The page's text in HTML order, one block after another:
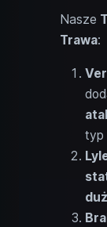
Nasze
Trawa:
typ